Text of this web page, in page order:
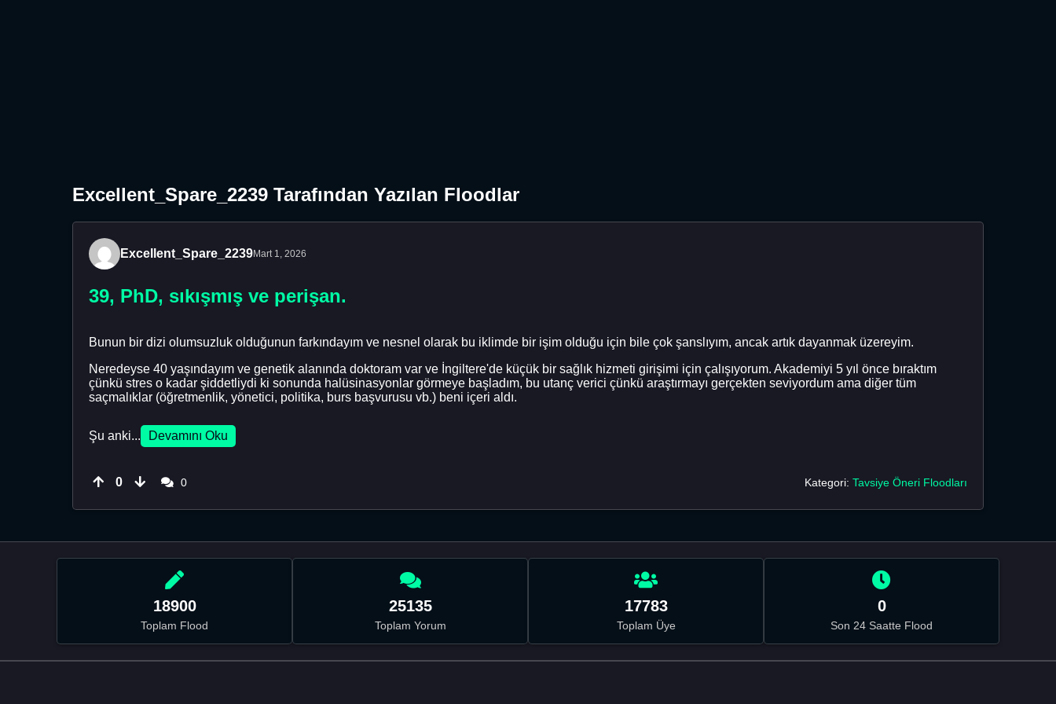
Excellent_Spare_2239 Tarafından Yazılan Floodlar
Excellent_Spare_2239Mart 1, 2026
39, PhD, sıkışmış ve perişan.
Bunun bir dizi olumsuzluk olduğunun farkındayım ve nesnel olarak bu iklimde bir işim olduğu için bile çok şanslıyım, ancak artık dayanmak üzereyim.
Neredeyse 40 yaşındayım ve genetik alanında doktoram var ve İngiltere'de küçük bir sağlık hizmeti girişimi için çalışıyorum. Akademiyi 5 yıl önce bıraktım
çünkü stres o kadar şiddetliydi ki sonunda halüsinasyonlar görmeye başladım, bu utanç verici çünkü araştırmayı gerçekten seviyordum ama diğer tüm
saçmalıklar (öğretmenlik, yönetici, politika, burs başvurusu vb.) beni içeri aldı.
Şu anki... Devamını Oku
0 0 Kategori: Tavsiye Öneri Floodları
18900
Toplam Flood
25135
Toplam Yorum
17783
Toplam Üye
0
Son 24 Saatte Flood